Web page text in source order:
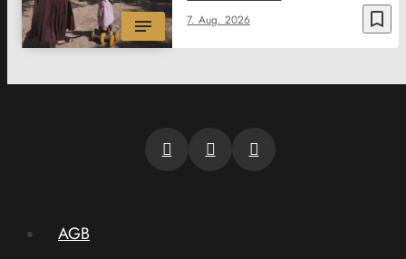
bookmark_border
7. Aug. 2026
AGB